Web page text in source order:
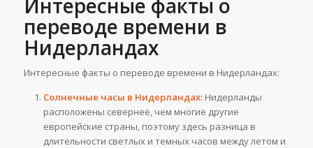
Интересные факты о
переводе времени в
Нидерландах
Интересные факты о переводе времени в Нидерландах:
Солнечные часы в Нидерландах:Нидерланды
расположены севернее, чем многие другие
европейские страны, поэтому здесь разница в
длительности светлых и темных часов между летом и